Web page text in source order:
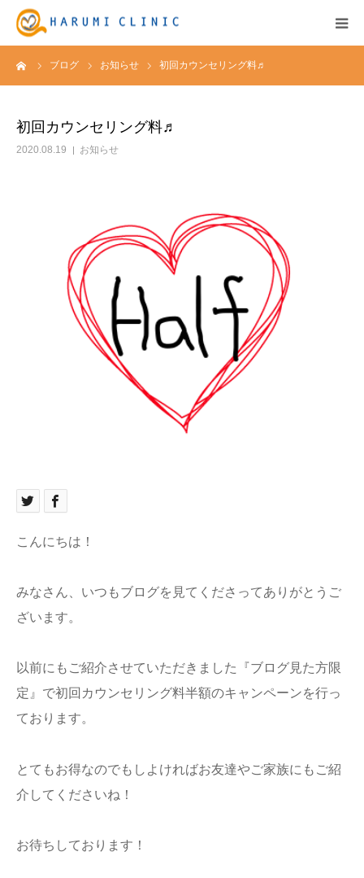
ブログ お知らせ 初回カウンセリング料♬
初回カウンセリング料♬
2020.08.19 お知らせ
こんにちは！
みなさん、いつもブログを見てくださってありがとうご
ざいます。
以前にもご紹介させていただきました『ブログ見た方限
定』で初回カウンセリング料半額のキャンペーンを行っ
ております。
とてもお得なのでもしよければお友達やご家族にもご紹
介してくださいね！
お待ちしております！
HOME
お知らせ
医院紹介
アクセス